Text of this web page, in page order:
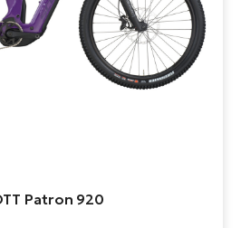
Patron 920